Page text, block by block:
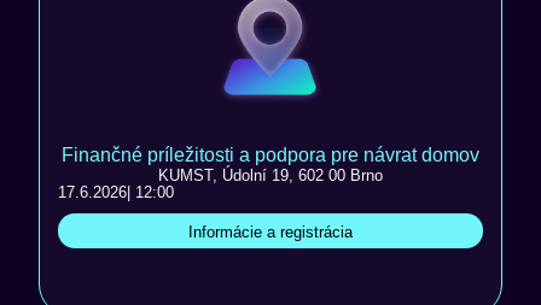
Finančné príležitosti a podpora pre návrat domov
KUMST, Údolní 19, 602 00 Brno
17.6.2026 | 12:00
Informácie a registrácia